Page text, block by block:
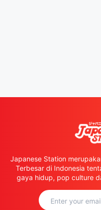
Japanese Station
Terbesar di Indonesia
gaya hidup, pop culture